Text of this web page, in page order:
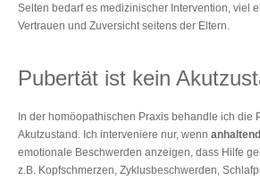
Selten bedarf es medizinischer Intervention, viel
Vertrauen und Zuversicht seitens der Eltern.
Pubertät ist kein
In der homöopathischen Praxis behandle ich die
Akutzustand. Ich interveniere nur, wenn
emotionale Beschwerden anzeigen, dass Hilfe
z.B. Kopfschmerzen, Zyklusbeschwerden,